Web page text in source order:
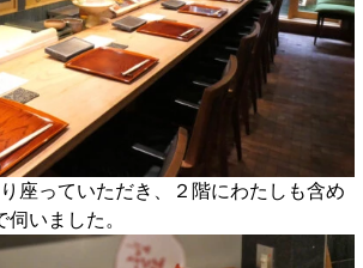
座っていただき、２階にわたしも含め
いました。